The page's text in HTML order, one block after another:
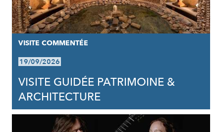
VISITE COMMENTÉE
19/09/2026
VISITE GUIDÉE PATRIMOINE &
ARCHITECTURE